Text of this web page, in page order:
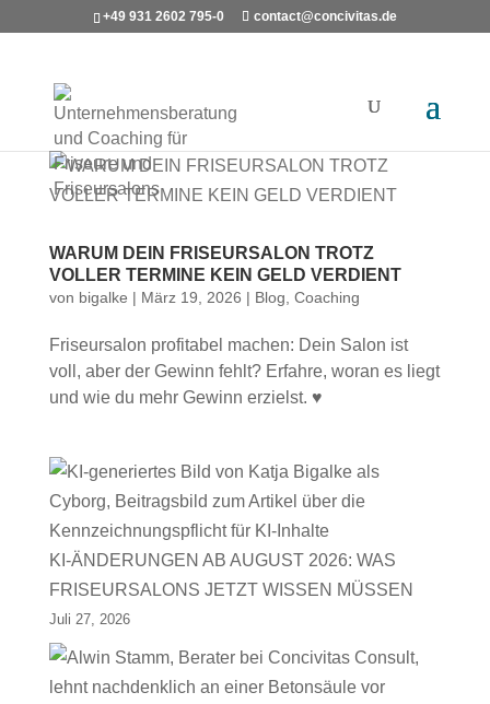
+49 931 2602 795-0 contact@concivitas.de
WARUM DEIN FRISEURSALON TROTZ
VOLLER TERMINE KEIN GELD VERDIENT
von bigalke | März 19, 2026 | Blog Coaching
Friseursalon profitabel machen: Dein Salon ist
voll, aber der Gewinn fehlt? Erfahre, woran es liegt
und wie du mehr Gewinn erzielst. ♥
KI-ÄNDERUNGEN AB AUGUST 2026: WAS
FRISEURSALONS JETZT WISSEN MÜSSEN
Juli 27, 2026